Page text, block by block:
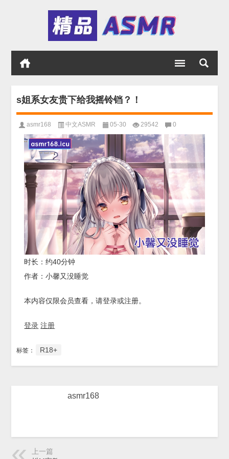
s姐系女友贵下给我摇铃铛？！
asmr168 中文ASMR 05-30 29542 0
时长：约40分钟
作者：小馨又没睡觉
本内容仅限会员查看，请登录或注册。
登录 注册
标签： R18+
asmr168
上一篇